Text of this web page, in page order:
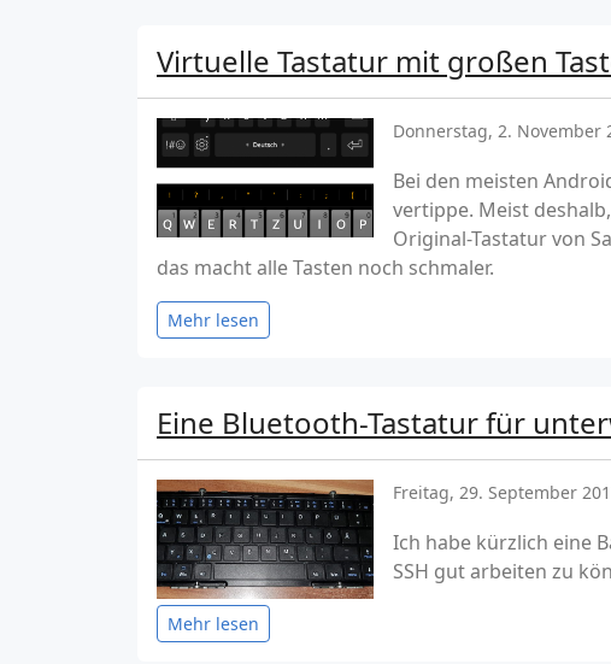
Virtuelle Tastatur mit großen
Donnerstag, 2. November
Bei den meisten
vertippe. Meist
Original-Tastatur von
das macht alle Tasten noch schmaler.
Mehr lesen
Eine Bluetooth-Tastatur für
Freitag, 29. September
Ich habe kürzlich eine
SSH gut arbeiten zu
Mehr lesen